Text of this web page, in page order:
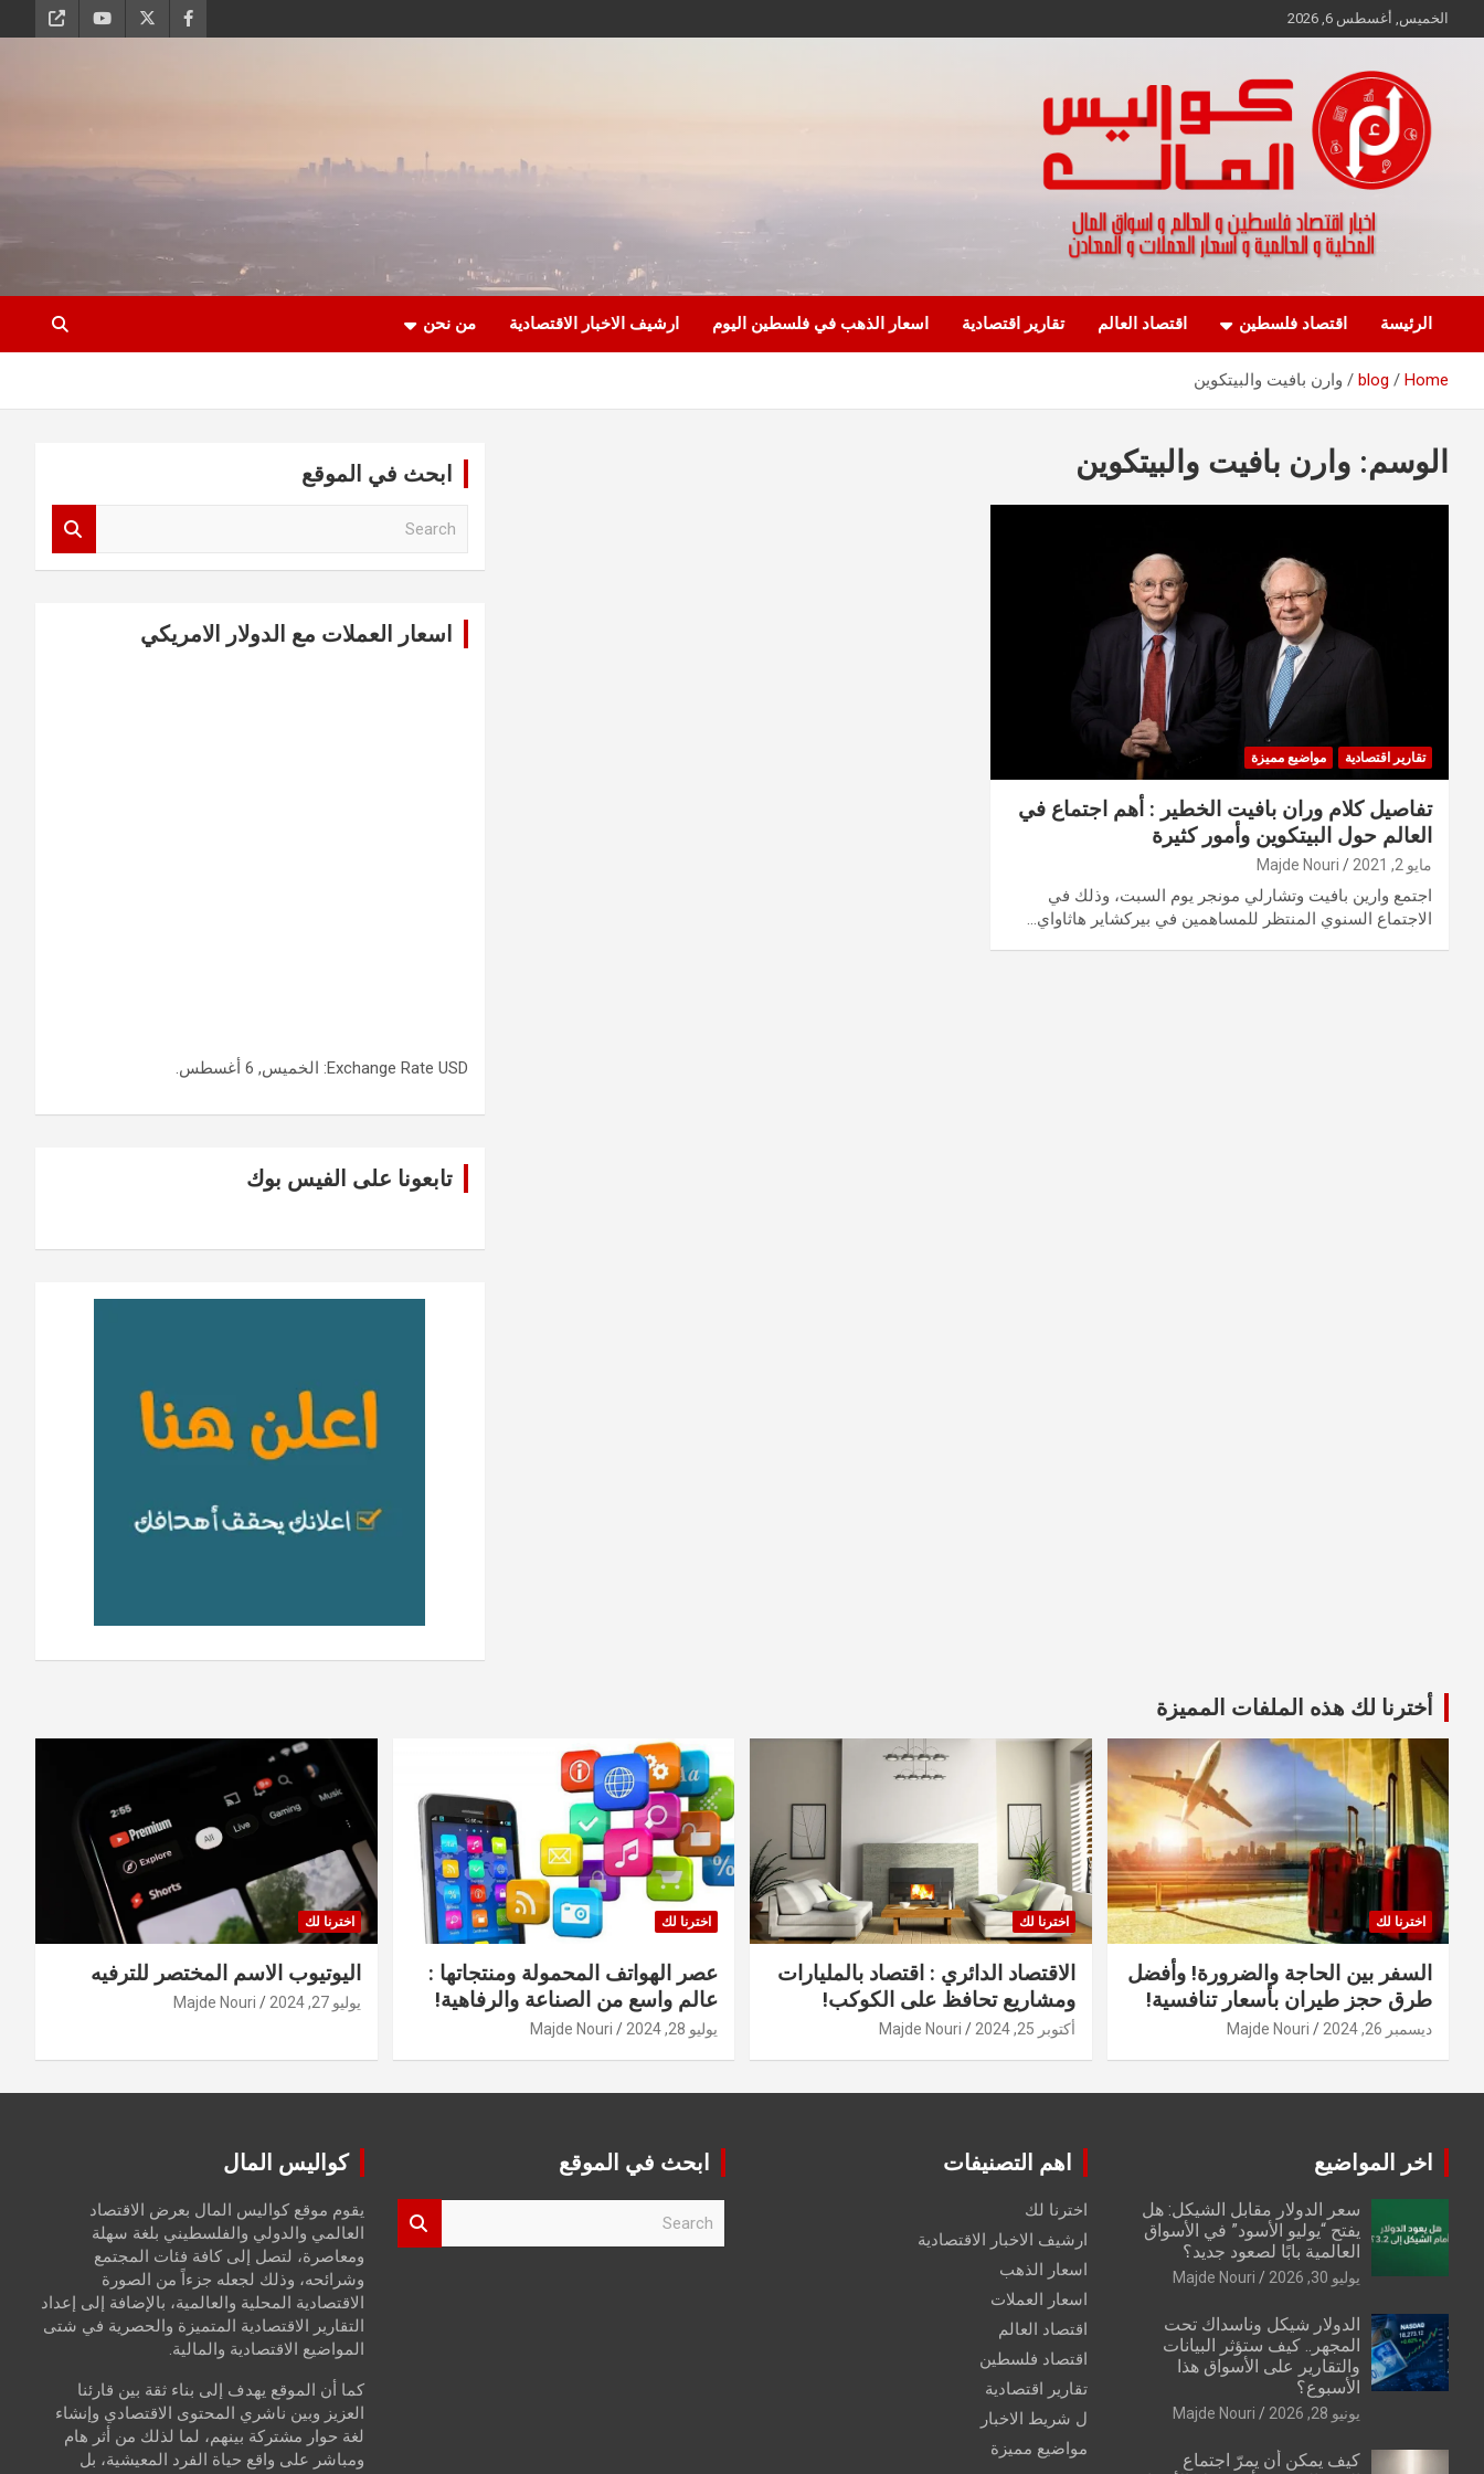
to
الخميس, أغسطس 6, 2026
كواليس المال
الرئيسة اقتصاد فلسطين اقتصاد العالم تقارير اقتصادية اسعار الذهب في فلسطين اليوم ارشيف الاخبار الاقتصادية من نحن
Home
blog وارن بافيت والبيتكوين
الوسم: وارن بافيت والبيتكوين
تقارير اقتصادية مواضيع مميزة
تفاصيل كلام وران بافيت الخطير : أهم اجتماع في
العالم حول البيتكوين وأمور كثيرة
مايو 2, 2021 Majde Nouri
اجتمع وارين بافيت وتشارلي مونجر يوم السبت، وذلك في
الاجتماع السنوي المنتظر للمساهمين في بيركشاير هاثاواي…
ابحث في الموقع
اسعار العملات مع الدولار الامريكي
Exchange Rate USD : الخميس, 6 أغسطس.
تابعونا على الفيس بوك
أخترنا لك هذه الملفات المميزة
اخترنا لك
السفر بين الحاجة والضرورة! وأفضل
طرق حجز طيران بأسعار تنافسية!
ديسمبر 26, 2024 Majde Nouri
اخترنا لك
الاقتصاد الدائري : اقتصاد بالمليارات
ومشاريع تحافظ على الكوكب!
أكتوبر 25, 2024 Majde Nouri
اخترنا لك
عصر الهواتف المحمولة ومنتجاتها :
عالم واسع من الصناعة والرفاهية!
يوليو 28, 2024 Majde Nouri
اخترنا لك
اليوتيوب الاسم المختصر للترفيه
يوليو 27, 2024 Majde Nouri
اخر المواضيع
سعر الدولار مقابل الشيكل: هل
يفتح “يوليو الأسود” في الأسواق
العالمية بابًا لصعود جديد؟
يوليو 30, 2026 Majde Nouri
الدولار شيكل وناسداك تحت
المجهر.. كيف ستؤثر البيانات
والتقارير على الأسواق هذا
الأسبوع؟
يونيو 28, 2026 Majde Nouri
كيف يمكن أن يمرّ اجتماع
اهم التصنيفات
اخترنا لك
ارشيف الاخبار الاقتصادية
اسعار الذهب
اسعار العملات
اقتصاد العالم
اقتصاد فلسطين
تقارير اقتصادية
ل شريط الاخبار
مواضيع مميزة
ابحث في الموقع كواليس المال
يقوم موقع كواليس المال بعرض الاقتصاد
العالمي والدولي والفلسطيني بلغة سهلة
ومعاصرة، لتصل إلى كافة فئات المجتمع
وشرائحه، وذلك لجعله جزءاً من الصورة
الاقتصادية المحلية والعالمية، بالإضافة إلى إعداد
التقارير الاقتصادية المتميزة والحصرية في شتى
المواضيع الاقتصادية والمالية.
كما أن الموقع يهدف إلى بناء ثقة بين قارئنا
العزيز وبين ناشري المحتوى الاقتصادي وإنشاء
لغة حوار مشتركة بينهم، لما لذلك من أثر هام
ومباشر على واقع حياة الفرد المعيشية، بل